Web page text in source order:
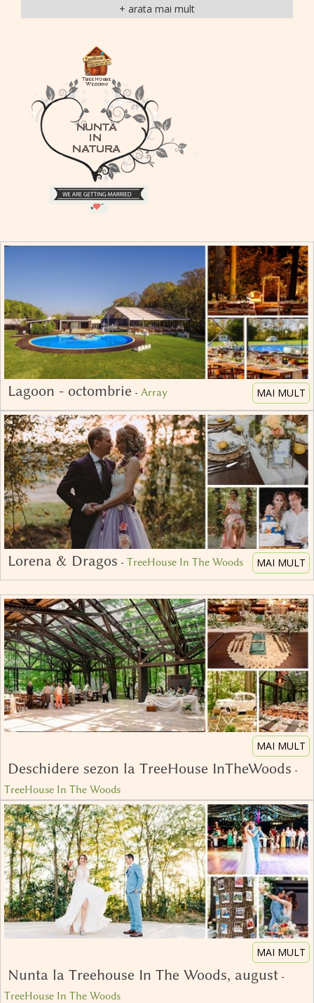
si distractie, sunt sentimente, emotii si trairi pe care le
regasim cu bucurie in evenimentele noastre.
MAI MULT
Lagoon - octombrie - Array
MAI MULT
Lorena & Dragos - TreeHouse In The Woods
MAI MULT
Deschidere sezon la TreeHouse InTheWoods -
TreeHouse In The Woods
MAI MULT
Nunta la Treehouse In The Woods, august -
TreeHouse In The Woods